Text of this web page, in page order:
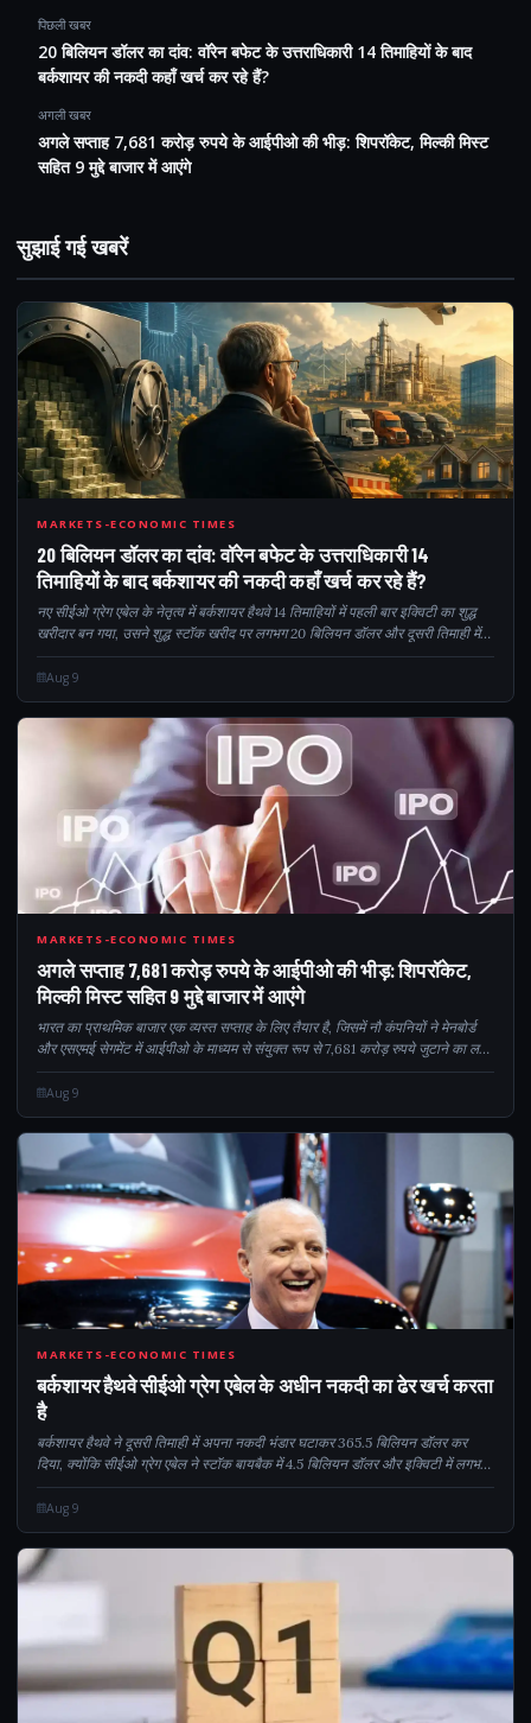
पिछली खबर
20 बिलियन डॉलर का दांव: वॉरेन बफेट के उत्तराधिकारी 14 तिमाहियों के बाद
बर्कशायर की नकदी कहाँ खर्च कर रहे हैं?
अगली खबर
अगले सप्ताह 7,681 करोड़ रुपये के आईपीओ की भीड़: शिपरॉकेट, मिल्की मिस्ट
सहित 9 मुद्दे बाजार में आएंगे
सुझाई गई खबरें
201
MARKETS-ECONOMIC TIMES
20 बिलियन डॉलर का दांव: वॉरेन बफेट के उत्तराधिकारी 14
तिमाहियों के बाद बर्कशायर की नकदी कहाँ खर्च कर रहे हैं?
नए सीईओ ग्रेग एबेल के नेतृत्व में बर्कशायर हैथवे 14 तिमाहियों में पहली बार इक्विटी का शुद्ध
खरीदार बन गया, उसने शुद्ध स्टॉक खरीद पर लगभग 20 बिलियन डॉलर और दूसरी तिमाही में
शेयर बायबैक पर 4.5 बिलियन डॉलर खर्च किए। वर्णमाला दर्ज की गई...
Aug 9
768
MARKETS-ECONOMIC TIMES
अगले सप्ताह 7,681 करोड़ रुपये के आईपीओ की भीड़: शिपरॉकेट,
मिल्की मिस्ट सहित 9 मुद्दे बाजार में आएंगे
भारत का प्राथमिक बाजार एक व्यस्त सप्ताह के लिए तैयार है, जिसमें नौ कंपनियों ने मेनबोर्ड
और एसएमई सेगमेंट में आईपीओ के माध्यम से संयुक्त रूप से 7,681 करोड़ रुपये जुटाने का लक्ष्य
रखा है। प्रमुख मुद्दों में धूत ट्रांसमिशन, शिपरॉकेट, मिल्की एम शामिल हैं...
Aug 9
CM
MARKETS-ECONOMIC TIMES
बर्कशायर हैथवे सीईओ ग्रेग एबेल के अधीन नकदी का ढेर खर्च करता
है
बर्कशायर हैथवे ने दूसरी तिमाही में अपना नकदी भंडार घटाकर 365.5 बिलियन डॉलर कर
दिया, क्योंकि सीईओ ग्रेग एबेल ने स्टॉक बायबैक में 4.5 बिलियन डॉलर और इक्विटी में लगभग
20 बिलियन डॉलर की पूंजी लगाई, जिसमें अल्फाबेट और टेलर एम में निवेश भी शामिल था...
Aug 9